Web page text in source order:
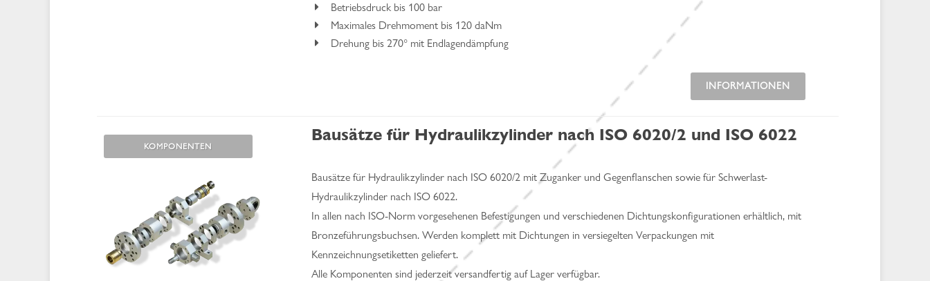
Betriebsdruck bis 100 bar
Maximales Drehmoment bis 120 daNm
Drehung bis 270° mit Endlagendämpfung
INFORMATIONEN
KOMPONENTEN
Bausätze für Hydraulikzylinder nach ISO 6020/2 und ISO 6022
Bausätze für Hydraulikzylinder nach ISO 6020/2 mit Zuganker und Gegenflanschen sowie für Schwerlast-
Hydraulikzylinder nach ISO 6022.
In allen nach ISO-Norm vorgesehenen Befestigungen und verschiedenen Dichtungskonfigurationen erhältlich, mit
Bronzeführungsbuchsen. Werden komplett mit Dichtungen in versiegelten Verpackungen mit
Kennzeichnungsetiketten geliefert.
Alle Komponenten sind jederzeit versandfertig auf Lager verfügbar.